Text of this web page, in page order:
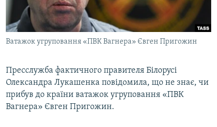
ВІДЕОУРОКИ «ELIFBE»
СВІДЧЕННЯ ОКУПАЦІЇ
УКРАЇНСЬКА ПРОБЛЕМА КРИМУ
Русский
Qırımtatar
Усі сайти RFE/RL
Ватажок угруповання «ПВК Вагнера» Євген Пригожин
Пресслужба фактичного правителя Білорусі
Олександра Лукашенка повідомила, що не знає, чи
прибув до країни ватажок угруповання «ПВК
Вагнера» Євген Пригожин.